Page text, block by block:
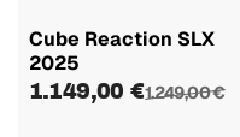
Cube Reaction SLX
2025
1.149,00 €1.249,00 €